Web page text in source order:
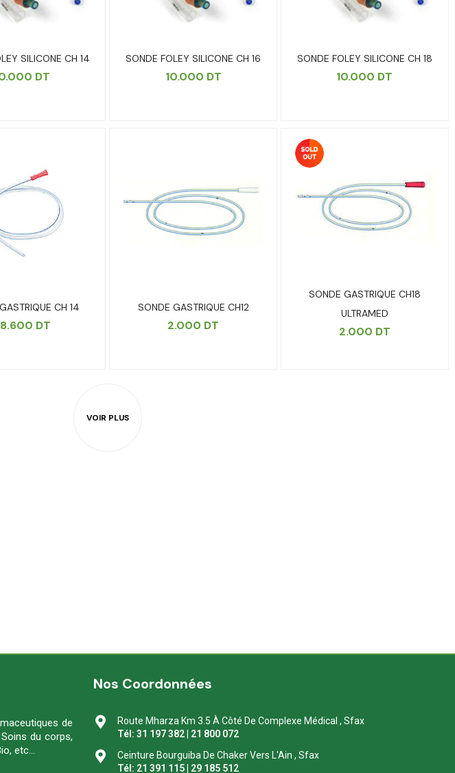
SILICONE CH 14
DT
SONDE FOLEY SILICONE CH 16
10.000 DT
SONDE FOLEY SILICONE CH 18
10.000 DT
CH 14
DT
SONDE GASTRIQUE CH12
2.000 DT
SONDE GASTRIQUE CH18
ULTRAMED
2.000 DT
de
du corps,
etc…
Nos Coordonnées
Route Mharza Km 3.5 À Côté De Complexe Médical , Sfax
Tél: 31 197 382 | 21 800 072
Ceinture Bourguiba De Chaker Vers L'Ain , Sfax
Tél: 21 391 115 | 29 185 512